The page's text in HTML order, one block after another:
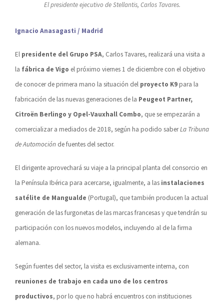
El presidente ejecutivo de Stellantis, Carlos Tavares.
Ignacio Anasagasti / Madrid
El presidente del Grupo PSA, Carlos Tavares, realizará una visita a
la fábrica de Vigo el próximo viernes 1 de diciembre con el objetivo
de conocer de primera mano la situación del proyecto K9para la
fabricación de las nuevas generaciones de la Peugeot Partner,
Citroën Berlingo y Opel-Vauxhall Combo, que se empezarán a
comercializar a mediados de 2018, según ha podido saberLa Tribuna
de Automoción de fuentes del sector.
El dirigente aprovechará su viaje a la principal planta del consorcio en
la Península Ibérica para acercarse, igualmente, a las instalaciones
satélite de Mangualde (Portugal), que también producen la actual
generación de las furgonetas de las marcas francesas y que tendrán su
participación con los nuevos modelos, incluyendo al de la firma
alemana.
Según fuentes del sector, la visita es exclusivamente interna, con
reuniones de trabajo en cada uno de los centros
productivos, por lo que no habrá encuentros con instituciones